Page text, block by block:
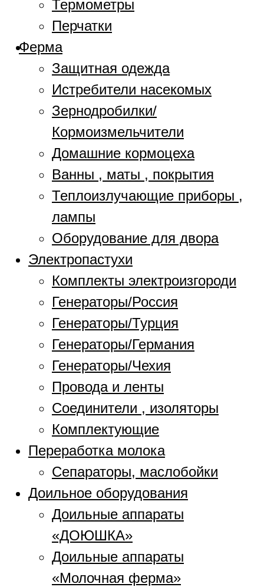
Термометры
Перчатки
Ферма
Защитная одежда
Истребители насекомых
Зернодробилки/
Кормоизмельчители
Домашние кормоцеха
Ванны , маты , покрытия
Теплоизлучающие приборы ,
лампы
Оборудование для двора
Электропастухи
Комплекты электроизгороди
Генераторы/Россия
Генераторы/Турция
Генераторы/Германия
Генераторы/Чехия
Провода и ленты
Соединители , изоляторы
Комплектующие
Переработка молока
Сепараторы, маслобойки
Доильное оборудования
Доильные аппараты
«ДОЮШКА»
Доильные аппараты
«Молочная ферма»